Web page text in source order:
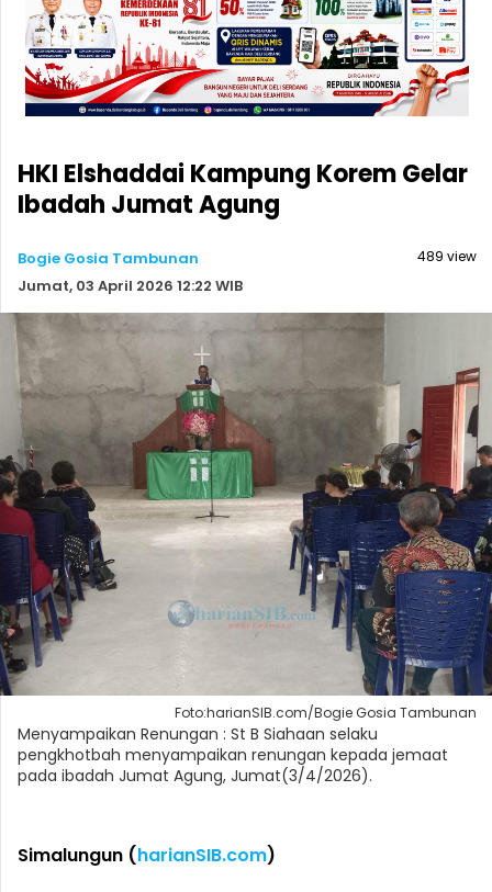
HKI Elshaddai Kampung Korem Gelar
Ibadah Jumat Agung
Bogie Gosia Tambunan
Jumat, 03 April 2026 12:22 WIB
489 view
Foto:harianSIB.com/Bogie Gosia Tambunan
Menyampaikan Renungan : St B Siahaan selaku
pengkhotbah menyampaikan renungan kepada jemaat
pada ibadah Jumat Agung, Jumat(3/4/2026).
Simalungun (harianSIB.com)